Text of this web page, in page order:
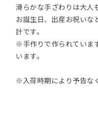
滑らかな手ざわりは大人
お誕生日、出産お祝いな
計です。
※手作りで作られていま
います。
※入荷時期により予告な